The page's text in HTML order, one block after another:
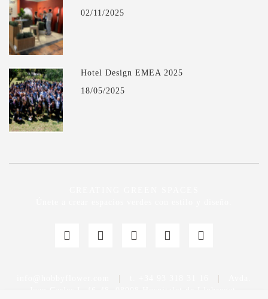
02/11/2025
Hotel Design EMEA 2025
18/05/2025